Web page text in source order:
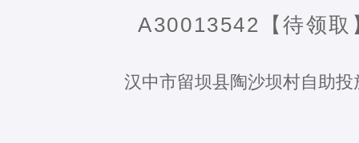
A30013542【待领取
汉中市留坝县陶沙坝村自助投